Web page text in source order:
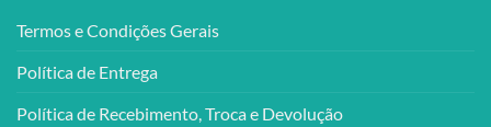
Termos e Condições Gerais
Política de Entrega
Política de Recebimento, Troca e Devolução